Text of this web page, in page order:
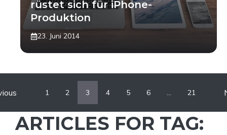
rüstet sich für iPhone-
Produktion
23. Juni 2014
1 2 3 4 5 6 … 21
ARTICLES FOR TAG: